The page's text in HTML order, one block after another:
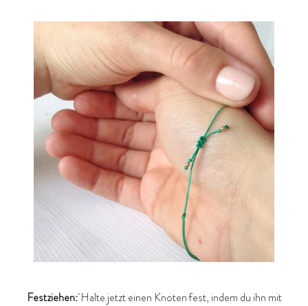
Festziehen:Halte jetzt einen Knoten fest, indem du ihn mit